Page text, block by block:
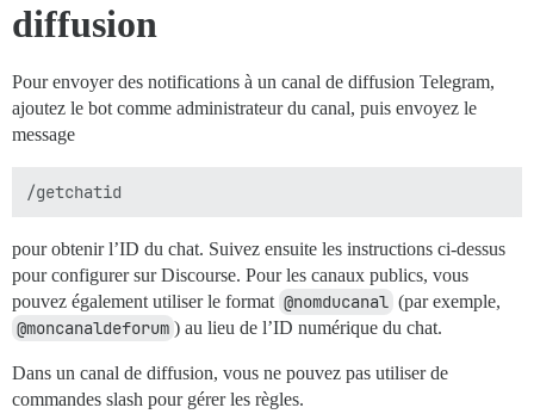
diffusion
Pour envoyer des notifications à un canal de diffusion Telegram,
ajoutez le bot comme administrateur du canal, puis envoyez le
message
pour obtenir l’ID du chat. Suivez ensuite les instructions ci-dessus
pour configurer sur Discourse. Pour les canaux publics, vous
pouvez également utiliser le format @nomducanal (par exemple,
@moncanaldeforum ) au lieu de l’ID numérique du chat.
Dans un canal de diffusion, vous ne pouvez pas utiliser de
commandes slash pour gérer les règles.